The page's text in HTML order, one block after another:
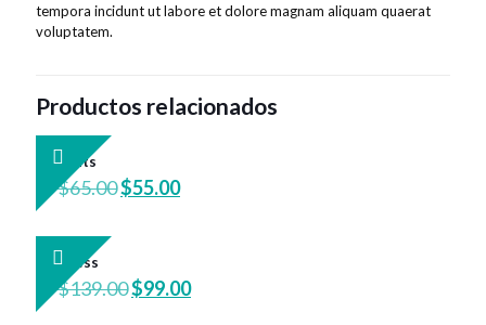
tempora incidunt ut labore et dolore magnam aliquam quaerat
voluptatem.
Productos relacionados
Pants
$65.00El
$55.00El
Dress
$139.00El
$99.00El